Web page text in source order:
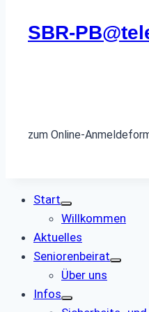
SBR-
zum Online-
Start
Willkommen
Aktuelles
Seniorenbeirat
Über uns
Infos